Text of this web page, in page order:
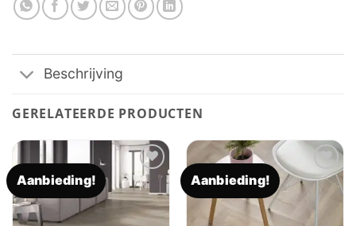
Beschrijving
GERELATEERDE PRODUCTEN
Aanbieding!
Toevoegen
aan
verlanglijst
Aanbieding!
Toevoegen
verlanglijst